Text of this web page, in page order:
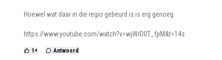
Hoewel wat daar in die regio gebeurd is is erg genoeg.
https://www.youtube.com/watch?v=wjWrD0T_fpM&t=14s
1 + Antwoord